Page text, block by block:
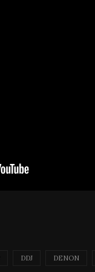
DDJ DENON